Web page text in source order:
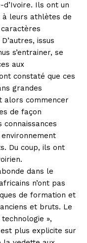
d’Ivoire. Ils ont un
leurs athlètes de
issus
s’entrainer, se
aux
constaté que ces
grandes
alors commencer
de façon
Du coup, ils ont
dans le
n’ont pas
de formation et
et bruts. Le
»,
plus explicite sur